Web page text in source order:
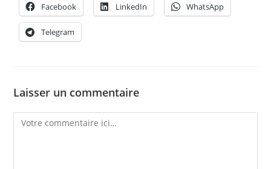
Facebook LinkedIn WhatsApp
Telegram
Laisser un commentaire
Comment